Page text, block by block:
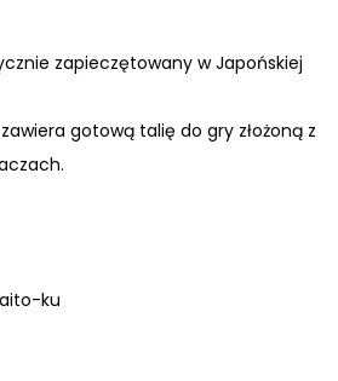
zapieczętowany w Japońskiej
gotową talię do gry złożoną z
ku